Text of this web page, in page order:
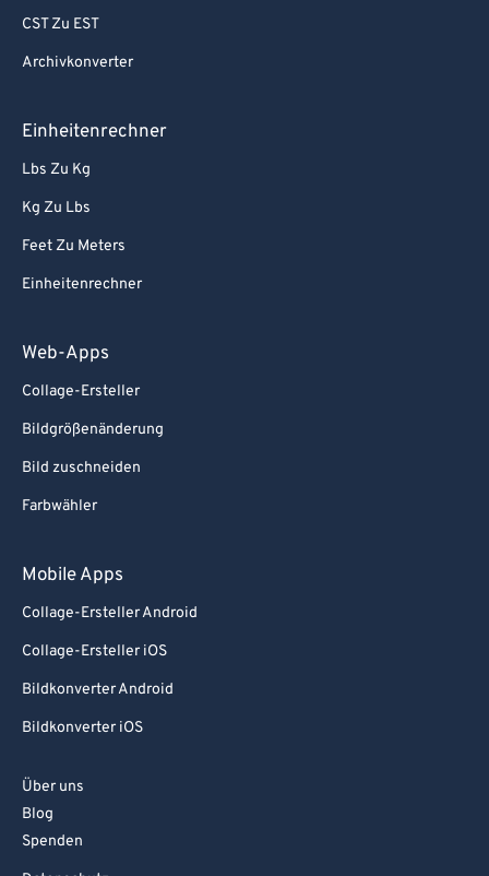
CST Zu EST
Archivkonverter
Einheitenrechner
Lbs Zu Kg
Kg Zu Lbs
Feet Zu Meters
Einheitenrechner
Web-Apps
Collage-Ersteller
Bildgrößenänderung
Bild zuschneiden
Farbwähler
Mobile Apps
Collage-Ersteller Android
Collage-Ersteller iOS
Bildkonverter Android
Bildkonverter iOS
Über uns
Blog
Spenden